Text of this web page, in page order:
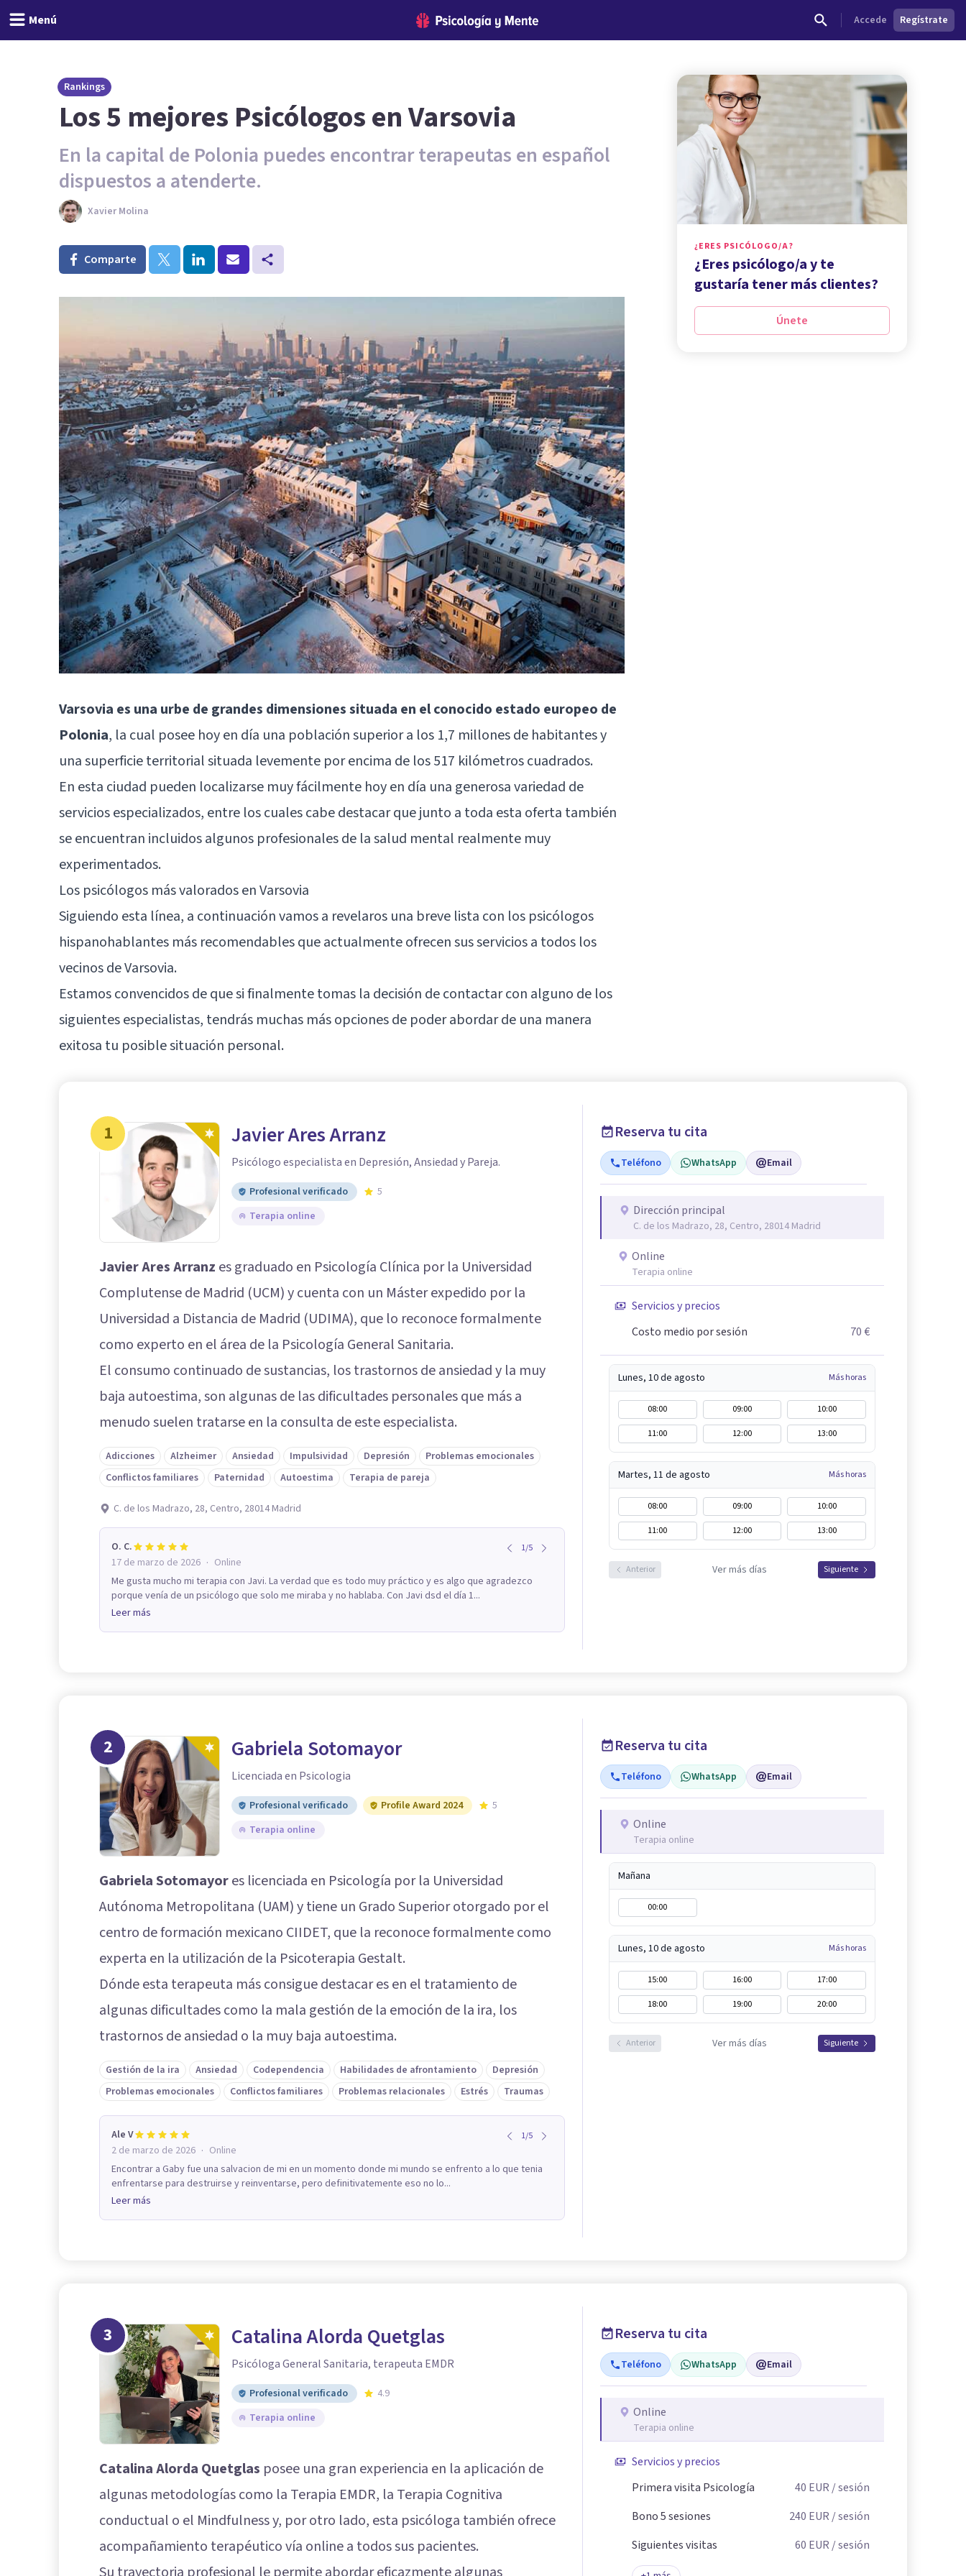
Menú Accede Regístrate
Rankings
Los 5 mejores Psicólogos en Varsovia
En la capital de Polonia puedes encontrar terapeutas en español
dispuestos a atenderte.
Xavier Molina
Comparte
Varsovia es una urbe de grandes dimensiones situada en el conocido estado europeo de
Polonia, la cual posee hoy en día una población superior a los 1,7 millones de habitantes y
una superficie territorial situada levemente por encima de los 517 kilómetros cuadrados.
En esta ciudad pueden localizarse muy fácilmente hoy en día una generosa variedad de
servicios especializados, entre los cuales cabe destacar que junto a toda esta oferta también
se encuentran incluidos algunos profesionales de la salud mental realmente muy
experimentados.
Los psicólogos más valorados en Varsovia
Siguiendo esta línea, a continuación vamos a revelaros una breve lista con los psicólogos
hispanohablantes más recomendables que actualmente ofrecen sus servicios a todos los
vecinos de Varsovia.
Estamos convencidos de que si finalmente tomas la decisión de contactar con alguno de los
siguientes especialistas, tendrás muchas más opciones de poder abordar de una manera
exitosa tu posible situación personal.
¿ERES PSICÓLOGO/A?
¿Eres psicólogo/a y te
gustaría tener más clientes?
Únete
1 Javier Ares Arranz
Psicólogo especialista en Depresión, Ansiedad y Pareja.
Profesional verificado
5
Terapia online
Javier Ares Arranz es graduado en Psicología Clínica por la Universidad
Complutense de Madrid (UCM) y cuenta con un Máster expedido por la
Universidad a Distancia de Madrid (UDIMA), que lo reconoce formalmente
como experto en el área de la Psicología General Sanitaria.
El consumo continuado de sustancias, los trastornos de ansiedad y la muy
baja autoestima, son algunas de las dificultades personales que más a
menudo suelen tratarse en la consulta de este especialista.
Adicciones Alzheimer Ansiedad Impulsividad Depresión
Problemas emocionales
Conflictos familiares
Paternidad Autoestima Terapia de pareja
C. de los Madrazo, 28, Centro, 28014 Madrid
O. C. 1/5
17 de marzo de 2026 · Online
Me gusta mucho mi terapia con Javi. La verdad que es todo muy práctico y es algo que agradezco
porque venía de un psicólogo que solo me miraba y no hablaba. Con Javi dsd el día 1...
Leer más
Reserva tu cita
Teléfono WhatsApp Email
Dirección principal
C. de los Madrazo, 28, Centro, 28014 Madrid
Online
Terapia online
Servicios y precios
Costo medio por sesión
70 €
Lunes, 10 de agosto Más horas
08:00 09:00
10:00
11:00
12:00 13:00
Martes, 11 de agosto Más horas
08:00 09:00
10:00
11:00
12:00 13:00
Anterior Ver más días Siguiente
2 Gabriela Sotomayor
Licenciada en Psicologia
Profesional verificado Profile Award 2024
5
Terapia online
Gabriela Sotomayores licenciada en Psicología por la Universidad
Autónoma Metropolitana (UAM) y tiene un Grado Superior otorgado por el
centro de formación mexicano CIIDET, que la reconoce formalmente como
experta en la utilización de la Psicoterapia Gestalt.
Dónde esta terapeuta más consigue destacar es en el tratamiento de
algunas dificultades como la mala gestión de la emoción de la ira, los
trastornos de ansiedad o la muy baja autoestima.
Gestión de la ira Ansiedad Codependencia Habilidades de afrontamiento
Depresión
Problemas emocionales
Conflictos familiares Problemas relacionales Estrés Traumas
Ale V 1/5
2 de marzo de 2026 · Online
Encontrar a Gaby fue una salvacion de mi en un momento donde mi mundo se enfrento a lo que tenia
enfrentarse para destruirse y reinventarse, pero definitivatemente eso no lo...
Leer más
Reserva tu cita
Teléfono WhatsApp Email
Online
Terapia online
Mañana
00:00
Lunes, 10 de agosto Más horas
15:00 16:00
17:00
18:00
19:00 20:00
Anterior Ver más días Siguiente
3 Catalina Alorda Quetglas
Psicóloga General Sanitaria, terapeuta EMDR
Profesional verificado
4.9
Terapia online
Catalina Alorda Quetglas posee una gran experiencia en la aplicación de
algunas metodologías como la Terapia EMDR, la Terapia Cognitiva
conductual o el Mindfulness y, por otro lado, esta psicóloga también ofrece
acompañamiento terapéutico vía online a todos sus pacientes.
Reserva tu cita
Teléfono WhatsApp Email
Online
Terapia online
Servicios y precios
Primera visita Psicología
40 EUR / sesión
Bono 5 sesiones
240 EUR / sesión
Siguientes visitas
60 EUR / sesión